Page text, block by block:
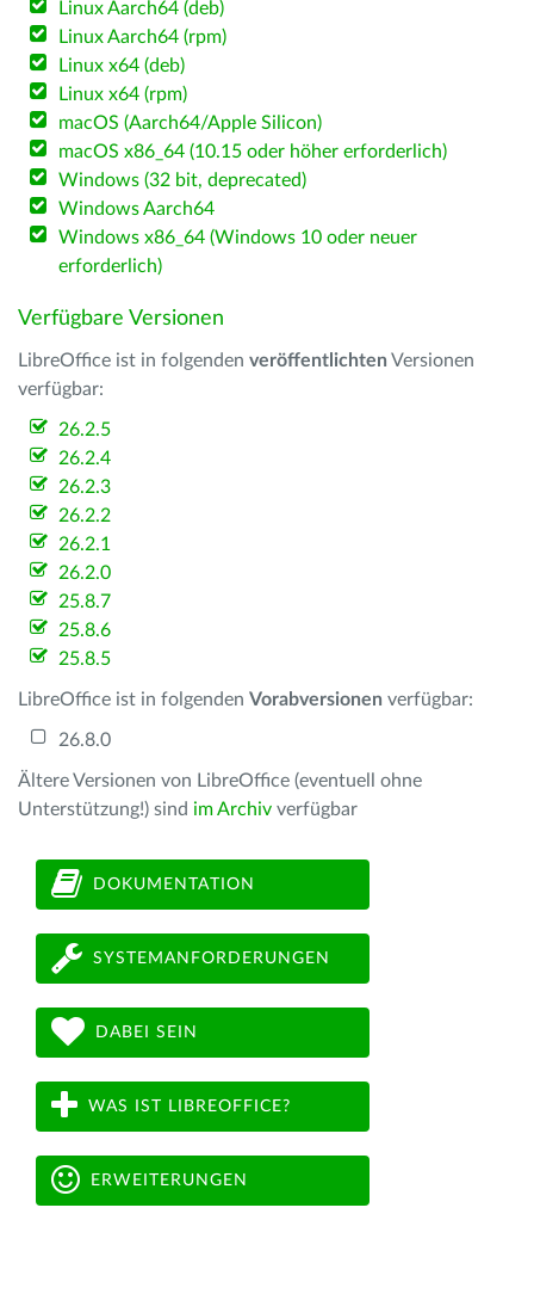
Linux Aarch64 (deb)
Linux Aarch64 (rpm)
Linux x64 (deb)
Linux x64 (rpm)
macOS (Aarch64/Apple Silicon)
macOS x86_64 (10.15 oder höher erforderlich)
Windows (32 bit, deprecated)
Windows Aarch64
Windows x86_64 (Windows 10 oder neuer
erforderlich)
Verfügbare Versionen
LibreOffice ist in folgenden veröffentlichten Versionen
verfügbar:
26.2.5
26.2.4
26.2.3
26.2.2
26.2.1
26.2.0
25.8.7
25.8.6
25.8.5
LibreOffice ist in folgenden Vorabversionen verfügbar:
26.8.0
Ältere Versionen von LibreOffice (eventuell ohne
Unterstützung!) sind im Archiv verfügbar
DOKUMENTATION
SYSTEMANFORDERUNGEN
DABEI SEIN
WAS IST LIBREOFFICE?
ERWEITERUNGEN